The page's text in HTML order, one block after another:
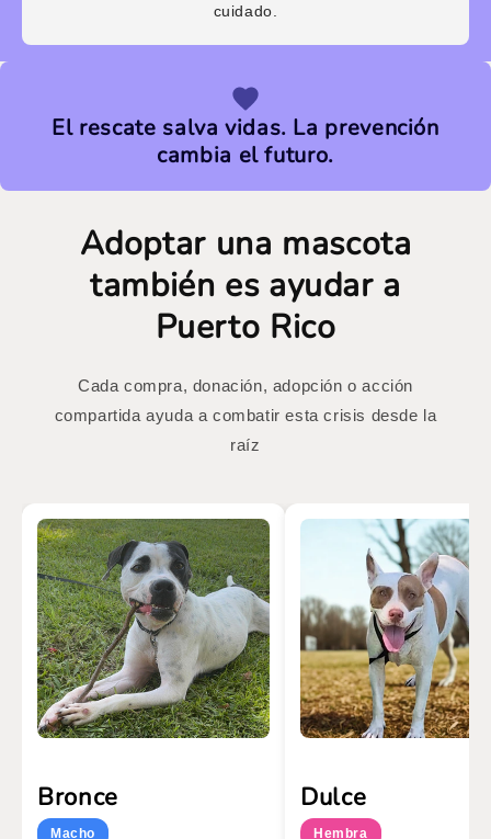
cuidado.
El rescate salva vidas. La prevención
cambia el futuro.
Adoptar una mascota
también es ayudar a
Puerto Rico
Cada compra, donación, adopción o acción
compartida ayuda a combatir esta crisis desde la
raíz
Bronce
Macho
Dulce
Hembra